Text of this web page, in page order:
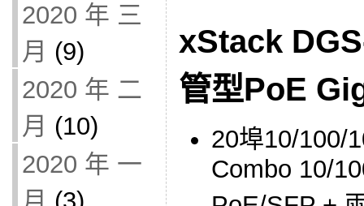
2020 年 三
月 (9)
2020 年 二
月 (10)
2020 年 一
xStack
管型PoE
20埠10/100/
Combo 10/